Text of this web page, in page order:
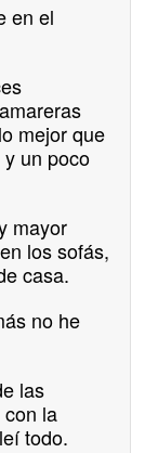
en el
mejor que
un poco
mayor
los sofás,
casa.
no he
las
la
todo.